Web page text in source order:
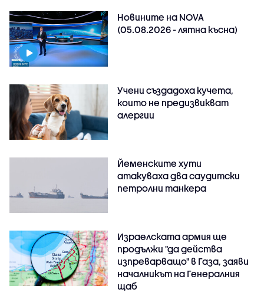
Новините на NOVA
(05.08.2026 - лятна късна)
Учени създадоха кучета,
които не предизвикват
алергии
Йеменските хути
атакуваха два саудитски
петролни танкера
Израелската армия ще
продължи "да действа
изпреварващо" в Газа, заяви
началникът на Генералния
щаб